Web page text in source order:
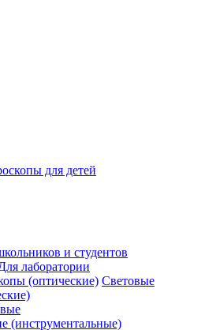
для детей
и студентов
лаборатории
Световые